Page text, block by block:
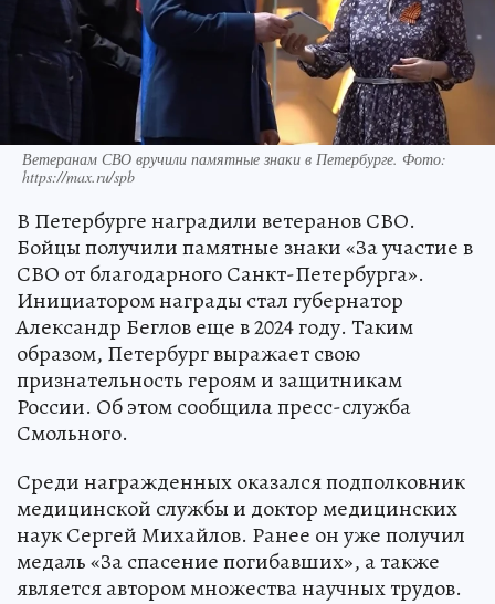
Ветеранам СВО вручили памятные знаки в Петербурге. Фото:
https://max.ru/spb
В Петербурге наградили ветеранов СВО.
Бойцы получили памятные знаки «За участие в
СВО от благодарного Санкт-Петербурга».
Инициатором награды стал губернатор
Александр Беглов еще в 2024 году. Таким
образом, Петербург выражает свою
признательность героям и защитникам
России. Об этом сообщила пресс-служба
Смольного.
Среди награжденных оказался подполковник
медицинской службы и доктор медицинских
наук Сергей Михайлов. Ранее он уже получил
медаль «За спасение погибавших», а также
является автором множества научных трудов.